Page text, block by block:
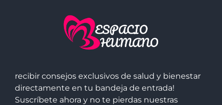
recibir consejos exclusivos de salud y bienestar
directamente en tu bandeja de entrada!
Suscríbete ahora y no te pierdas nuestras